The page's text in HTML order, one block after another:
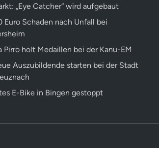
„Eye Catcher“ wird aufgebaut
Euro Schaden nach Unfall bei
Pirro holt Medaillen bei der Kanu-EM
Auszubildende starten bei der Stadt
E-Bike in Bingen gestoppt